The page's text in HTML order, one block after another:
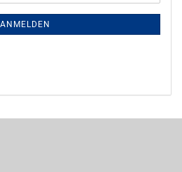
ANMELDEN